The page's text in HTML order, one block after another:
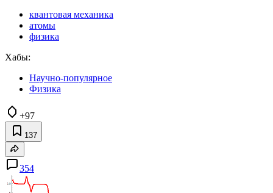
квантовая механика
атомы
физика
Хабы:
Научно-популярное
Физика
+97
137
354